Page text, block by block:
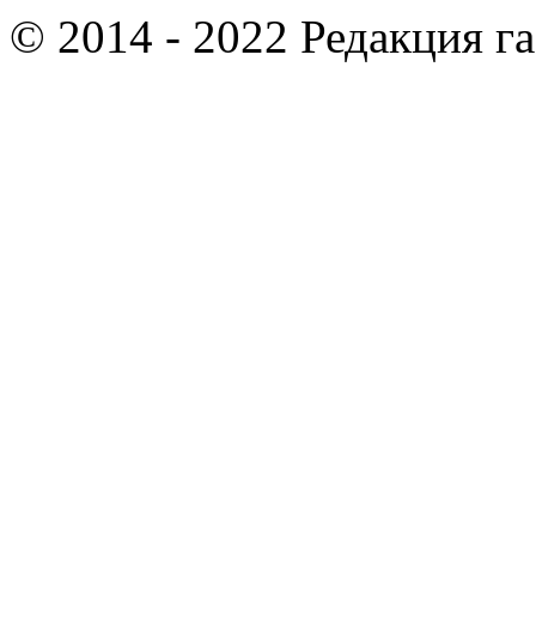
© 2014 - 2022 Редакция